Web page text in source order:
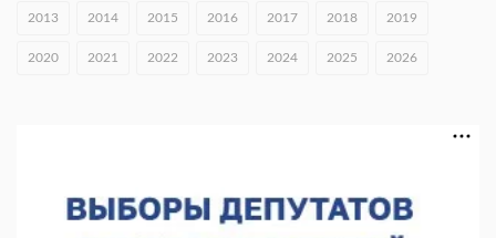
оперштаба
07.08.2026 14:54
пожарного
2013 2014 2015 2016 2017 2018 2019
2020 2021 2022 2023 2024 2025 2026